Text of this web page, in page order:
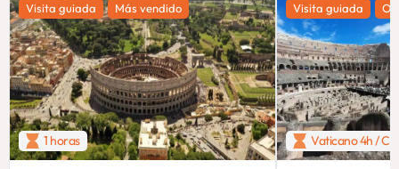
Visita guiada Más vendido
1 horas
Visita guiada
Vaticano 4h /